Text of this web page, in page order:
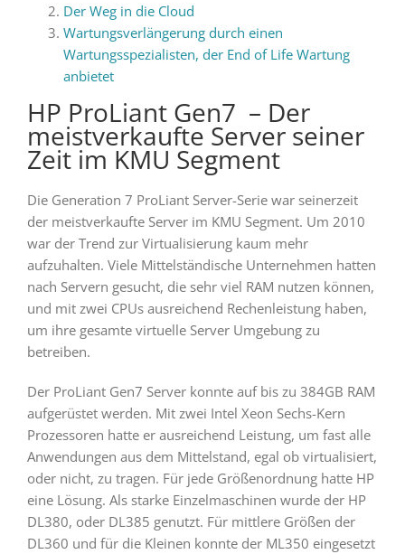
Der Weg in die Cloud
Wartungsverlängerung durch einen
Wartungsspezialisten, der End of Life Wartung
anbietet
HP ProLiant Gen7 – Der
meistverkaufte Server seiner
Zeit im KMU Segment
Die Generation 7 ProLiant Server-Serie war seinerzeit
der meistverkaufte Server im KMU Segment. Um 2010
war der Trend zur Virtualisierung kaum mehr
aufzuhalten. Viele Mittelständische Unternehmen hatten
nach Servern gesucht, die sehr viel RAM nutzen können,
und mit zwei CPUs ausreichend Rechenleistung haben,
um ihre gesamte virtuelle Server Umgebung zu
betreiben.
Der ProLiant Gen7 Server konnte auf bis zu 384GB RAM
aufgerüstet werden. Mit zwei Intel Xeon Sechs-Kern
Prozessoren hatte er ausreichend Leistung, um fast alle
Anwendungen aus dem Mittelstand, egal ob virtualisiert,
oder nicht, zu tragen. Für jede Größenordnung hatte HP
eine Lösung. Als starke Einzelmaschinen wurde der HP
DL380, oder DL385 genutzt. Für mittlere Größen der
DL360 und für die Kleinen konnte der ML350 eingesetzt